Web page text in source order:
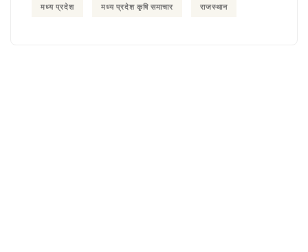
मध्य प्रदेश मध्य प्रदेश कृषि समाचार राजस्थान